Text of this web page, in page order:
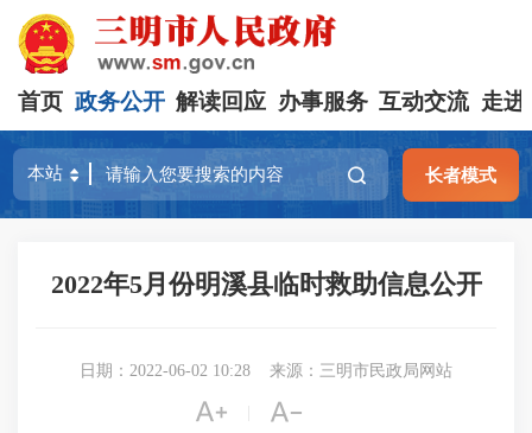
首页 政务公开 解读回应 办事服务 互动交流 走进
长者模式
2022年5月份明溪县临时救助信息公开
日期：2022-06-02 10:28 来源：三明市民政局网站
 